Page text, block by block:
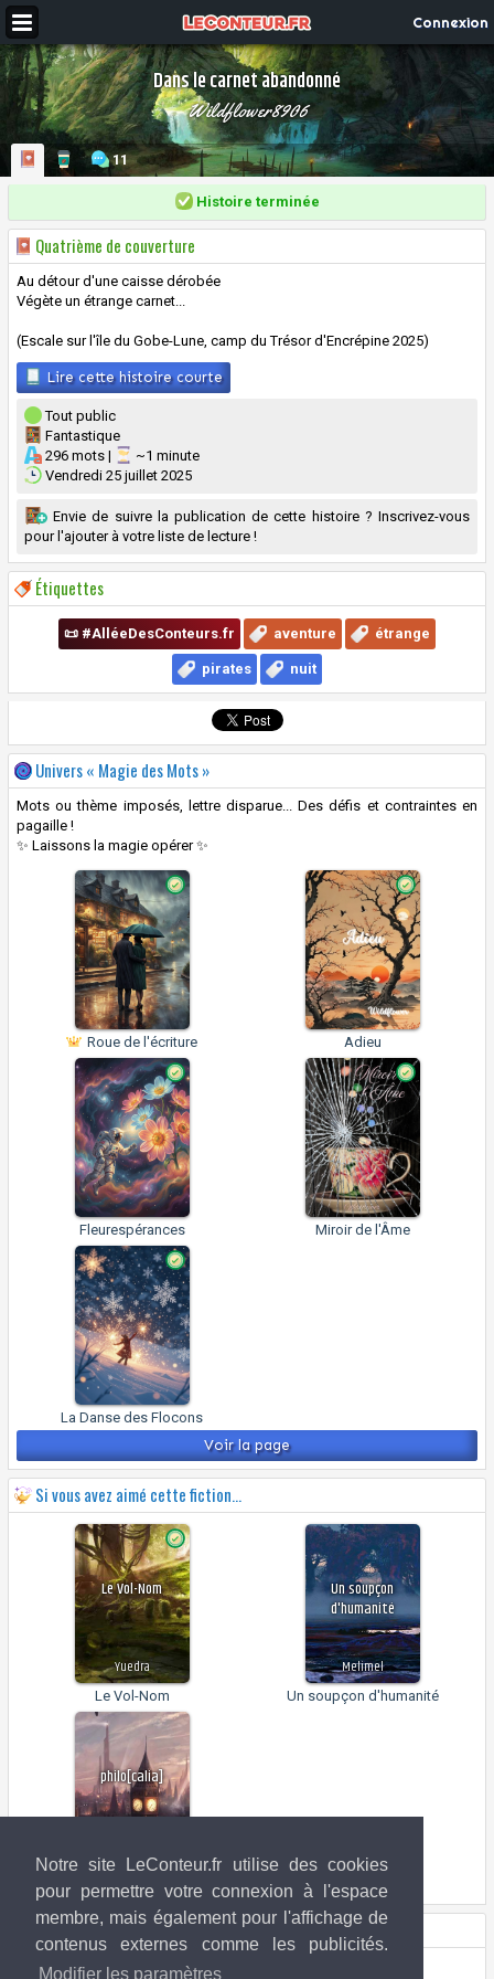
Notre site LeConteur.fr utilise des cookies
pour permettre votre connexion à l'espace
membre, mais également pour l'affichage de
contenus externes comme les publicités.
Modifier les paramètres
Connexion
Dans le carnet abandonné
Wildflower8906
11
Histoire terminée
Quatrième de couverture
Au détour d'une caisse dérobée
Végète un étrange carnet...
(Escale sur l'île du Gobe-Lune, camp du Trésor d'Encrépine 2025)
Lire cette histoire courte
Tout public
Fantastique
296 mots |
~1 minute
Vendredi 25 juillet 2025
Envie de suivre la publication de cette histoire ? Inscrivez-vous
pour l'ajouter à votre liste de lecture !
Étiquettes
📜 #AlléeDesConteurs.fr aventure étrange
pirates nuit
Univers « Magie des Mots »
Mots ou thème imposés, lettre disparue... Des défis et contraintes en
pagaille !
✨ Laissons la magie opérer ✨
Roue de l'écriture Adieu
Fleurespérances Miroir de l'Âme
La Danse des Flocons
Voir la page
Si vous avez aimé cette fiction...
Le Vol-Nom
Yuedra
Le Vol-Nom
Un soupçon
d'humanité
Melimel
Un soupçon d'humanité
philo[calia]
Laeta
philo[calia]
Droits de l'image
Jang jae ok
(ArtStation)